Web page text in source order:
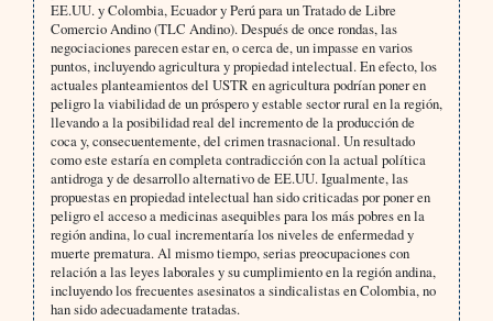
EE.UU. y Colombia, Ecuador y Perú para un Tratado de Libre
Comercio Andino (TLC Andino). Después de once rondas, las
negociaciones parecen estar en, o cerca de, un impasse en varios
puntos, incluyendo agricultura y propiedad intelectual. En efecto, los
actuales planteamientos del USTR en agricultura podrían poner en
peligro la viabilidad de un próspero y estable sector rural en la región,
llevando a la posibilidad real del incremento de la producción de
coca y, consecuentemente, del crimen trasnacional. Un resultado
como este estaría en completa contradicción con la actual política
antidroga y de desarrollo alternativo de EE.UU. Igualmente, las
propuestas en propiedad intelectual han sido criticadas por poner en
peligro el acceso a medicinas asequibles para los más pobres en la
región andina, lo cual incrementaría los niveles de enfermedad y
muerte prematura. Al mismo tiempo, serias preocupaciones con
relación a las leyes laborales y su cumplimiento en la región andina,
incluyendo los frecuentes asesinatos a sindicalistas en Colombia, no
han sido adecuadamente tratadas.